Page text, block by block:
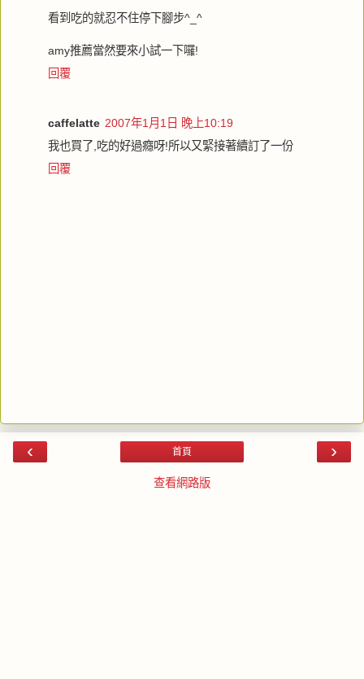
看到吃的就忍不住停下腳步^_^
amy推薦當然要來小試一下囉!
回覆
caffelatte 2007年1月1日 晚上10:19
我也買了,吃的好過癮呀!所以又緊接著續訂了一份
回覆
‹ ›
首頁
查看網路版